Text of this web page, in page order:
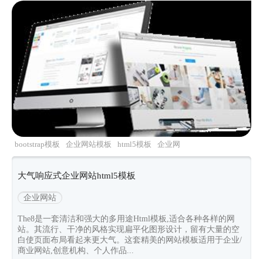
bootstrap模板 企业网站模板 html5模板
企业网
站
白色简约
大气响应式企业网站html5模板
企业网站
The8是一套清洁和强大的多用途Html模板,适合各种各样的网
站。其流行、干净的风格实现扁平化图形设计，留有大量的空
白使页面布局看起来更大气。这套精美的网站模板适用于企业/
商业网站,创意机构、个人作品...